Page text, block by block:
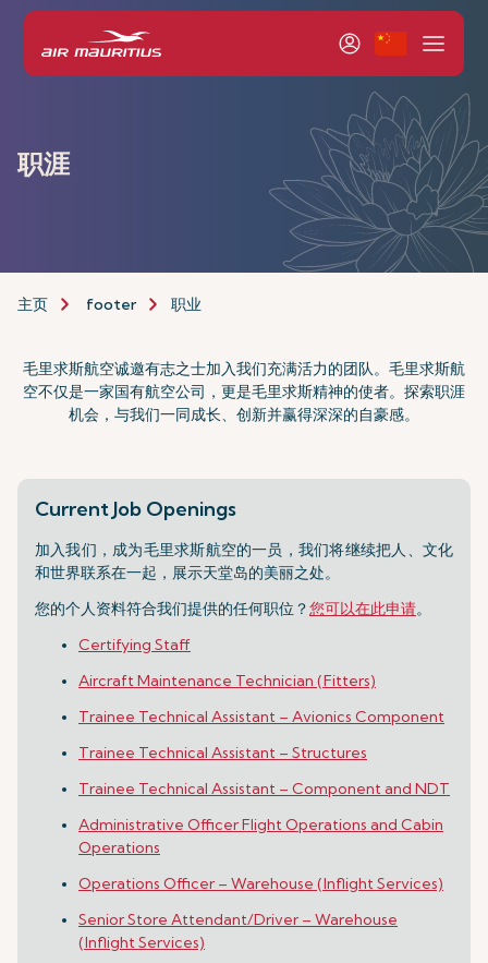
职涯
主页 footer 职业
毛里求斯航空诚邀有志之士加入我们充满活力的团队。毛里求斯航
空不仅是一家国有航空公司，更是毛里求斯精神的使者。探索职涯
机会，与我们一同成长、创新并赢得深深的自豪感。
Current Job Openings
加入我们，成为毛里求斯航空的一员，我们将继续把人、文化
和世界联系在一起，展示天堂岛的美丽之处。
您的个人资料符合我们提供的任何职位？您可以在此申请。
Certifying Staff
Aircraft Maintenance Technician (Fitters)
Trainee Technical Assistant – Avionics Component
Trainee Technical Assistant – Structures
Trainee Technical Assistant – Component and NDT
Administrative Officer Flight Operations and Cabin
Operations
Operations Officer – Warehouse (Inflight Services)
Senior Store Attendant/Driver – Warehouse
(Inflight Services)